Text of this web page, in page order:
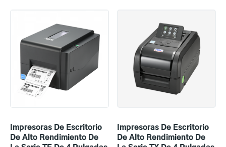
Impresoras De Escritorio
De Alto Rendimiento De
Impresoras De Escritorio
De Alto Rendimiento De